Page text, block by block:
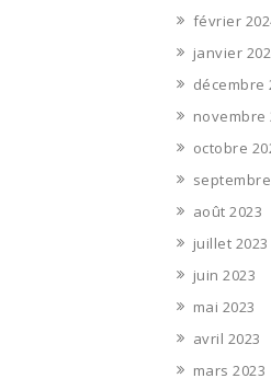
février
janvier
décembre
novembre
octobre
août 2023
juillet 2023
juin 2023
mai 2023
avril 2023
mars 2023